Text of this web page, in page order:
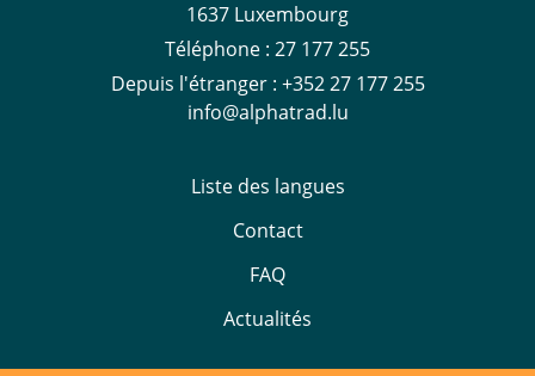
1637 Luxembourg
Téléphone : 27 177 255
Depuis l'étranger : +352 27 177 255
info@alphatrad.lu
Liste des langues
Contact
FAQ
Actualités